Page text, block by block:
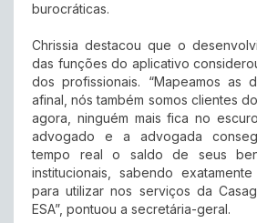
burocráticas.
Chrissia destacou que o
das funções do aplicativo
dos profissionais. “Mapeamos as
afinal, nós também somos clientes
agora, ninguém mais fica no
advogado e a advogada
tempo real o saldo de seus
institucionais, sabendo
para utilizar nos serviços da
ESA”, pontuou a secretária-geral.